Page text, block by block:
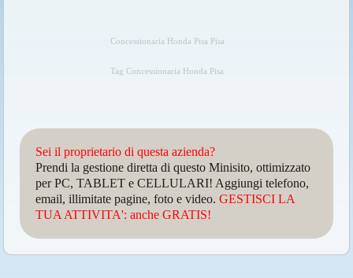
Concessionaria Honda Pisa Pisa
Tag Concessionaria Honda Pisa
Sei il proprietario di questa azienda?
Prendi la gestione diretta di questo Minisito, ottimizzato
per PC, TABLET e CELLULARI! Aggiungi telefono,
email, illimitate pagine, foto e video.GESTISCI LA
TUA ATTIVITA': anche GRATIS!